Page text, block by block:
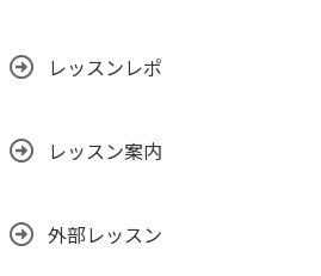
レッスンレポ
レッスン案内
外部レッスン